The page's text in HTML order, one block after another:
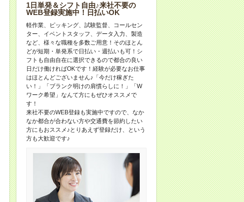
1日単発＆シフト自由♪来社不要の
WEB登録実施中！日払いOK
軽作業、ピッキング、試験監督、コールセン
ター、イベントスタッフ、データ入力、製造
など、様々な職種を多数ご用意！そのほとん
どが短期・単発系で日払い・週払いも可！シ
フトも自由自在に選択できるので都合の良い
日だけ働ければOKです！経験が必要なお仕事
はほとんどございません♪「今だけ稼ぎた
い！」「ブランク明けの肩慣らしに！」「W
ワーク希望」なんて方にもぜひオススメで
す！
来社不要のWEB登録も実施中ですので、なか
なか都合が合わない方や交通費を節約したい
方にもおススメ♪とりあえず登録だけ、という
方も大歓迎です♪